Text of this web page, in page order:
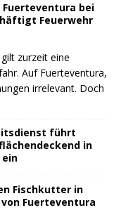
bei
Feuerwehr
zurzeit eine
Auf Fuerteventura,
irrelevant. Doch
führt
in
Fischkutter in
Fuerteventura